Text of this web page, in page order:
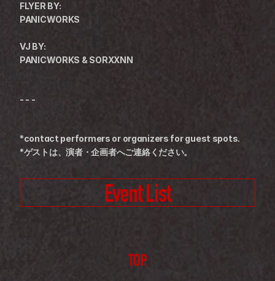
FLYER BY:
PANICWORKS
VJ BY:
PANICWORKS & SORXXNN
- - -
*contact performers or organizers for guest spots.
*ゲストは、演者・企画者へご連絡ください。
Event List
TOP